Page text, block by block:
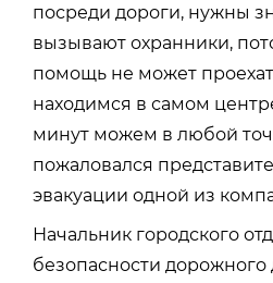
посреди дороги, нужны
вызывают охранники,
помощь не может
находимся в самом
минут можем в любой
пожаловался
эвакуации одной из
Начальник городского
безопасности